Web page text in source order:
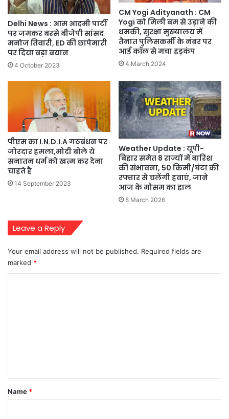
Delhi News : आम आदमी पार्टी
पर जमकर बरसे बीजेपी सांसद
मनोज तिवारी, ED की छापेमारी
पर दिया बड़ा बयान
4 October 2023
CM Yogi Adityanath : CM
Yogi को मिली बम से उड़ाने की
धमकी, सुरक्षा मुख्यालय में
तैनात पुलिसकर्मी के नंबर पर
आई कॉल से मचा हड़कंप
4 March 2024
पीएम का I.N.D.I.A गठबंधन पर
जोरदार हमला,मोदी बोले ये
सनातन धर्म को खत्म कर देना
चाहते है
14 September 2023
Weather Update : यूपी-
बिहार समेत 8 राज्यों में बारिश
की संभावना, 50 किमी/घंटा की
रफ्तार से चलेंगी हवाएं, जाने
आज के मौसम का हाल
8 March 2026
Leave a Reply
Your email address will not be published. Required fields are
marked *
*
Name *